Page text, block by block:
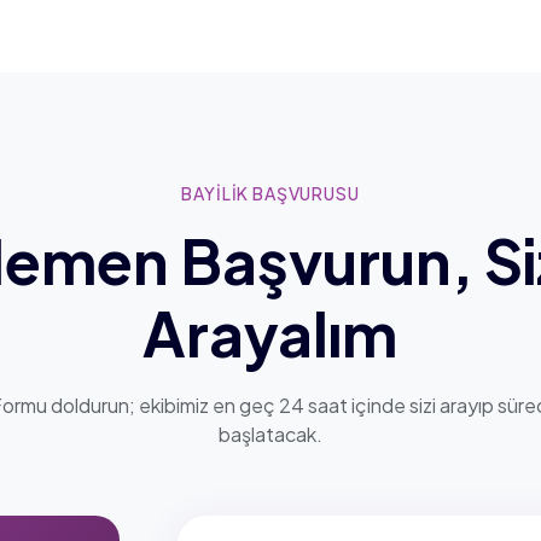
BAYİLİK BAŞVURUSU
Başvurun,
Arayalım
doldurun; ekibimiz en geç 24 saat içinde sizi arayıp
başlatacak.